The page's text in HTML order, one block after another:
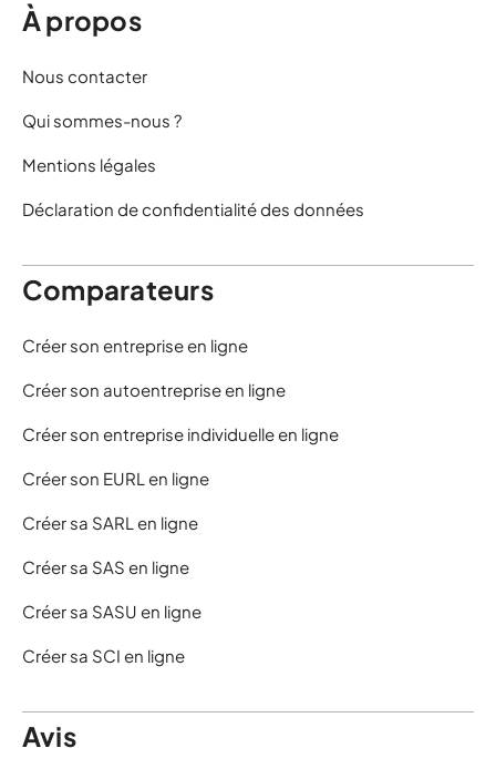
À propos
Nous contacter
Qui sommes-nous ?
Mentions légales
Déclaration de confidentialité des données
Comparateurs
Créer son entreprise en ligne
Créer son autoentreprise en ligne
Créer son entreprise individuelle en ligne
Créer son EURL en ligne
Créer sa SARL en ligne
Créer sa SAS en ligne
Créer sa SASU en ligne
Créer sa SCI en ligne
Avis